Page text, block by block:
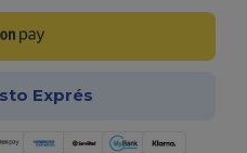
Exprés